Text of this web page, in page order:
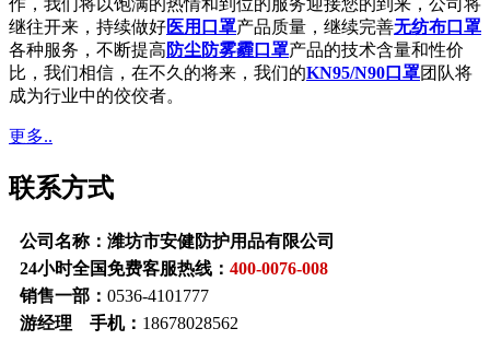
作，我们将以饱满的热情和到位的服务迎接您的到来，公司将
继往开来，持续做好医用口罩产品质量，继续完善无纺布口罩
各种服务，不断提高 防尘防雾霾口罩产品的技术含量和性价
比，我们相信，在不久的将来，我们的KN95/N90口罩团队将
成为行业中的佼佼者。
更多..
联系方式
公司名称：潍坊市安健防护用品有限公司
24小时全国免费客服热线： 400-0076-008
销售一部： 0536-4101777
游经理 手机： 18678028562